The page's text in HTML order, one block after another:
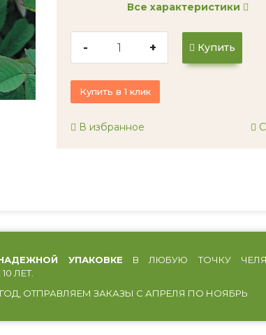
Все характеристики
- + Купить
Купить в 1 клик
В избранное
УПАКОВКЕ В ЛЮБУЮ ТОЧКУ
ЛЕТ.
ОТПРАВЛЯЕМ ЗАКАЗЫ С АПРЕЛЯ ПО НОЯБРЬ